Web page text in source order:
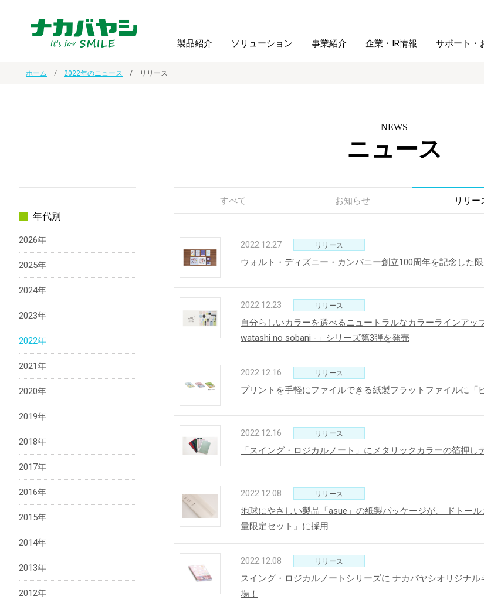
製品紹介
ファイル・
ホルダー用品
スマートフォン・
新製品一覧
ソリューション
学校ソリューション
ドキュメントスキャニングサービス 総務＋クリエイティブ
事業紹介 企業・IR情報
サステナビリティ 採用情報
サポート・
ホーム 2022年のニュース リリース
NEWS
ニュース
年代別
2026年
2025年
2024年
2023年
2022年
2021年
2020年
2019年
2018年
2017年
2016年
2015年
2014年
2013年
2012年
すべて お知らせ リリー
2022.12.27 リリース
ウォルト・ディズニー・カンパニー創立100周年を記念した
2022.12.23 リリース
自分らしいカラーを選べるニュートラルなカラーラインア
watashi no sobani -」シリーズ第3弾を発売
2022.12.16 リリース
プリントを手軽にファイルできる紙製フラットファイルに「
2022.12.16 リリース
「スイング・ロジカルノート」にメタリックカラーの箔押し
2022.12.08 リリース
地球にやさしい製品「asue」の紙製パッケージが、 ドトー
量限定セット』に採用
2022.12.08 リリース
スイング・ロジカルノートシリーズに ナカバヤシオリジナ
場！